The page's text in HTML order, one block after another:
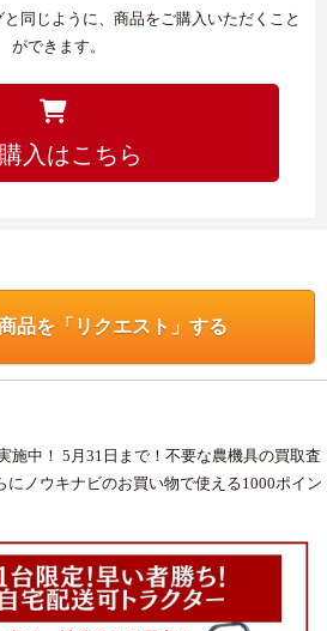
同じように、商品をご購入いただくこと
ができます。
入はこちら
品を「リクエスト」する